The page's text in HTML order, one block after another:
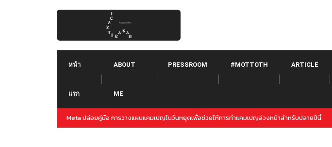
หน้า
แรก
ABOUT
ME
PRESSROOM #MOTTOTH ARTICLE
ให้การทำแคมเปญล่วงหน้าสำหรับปลายปีนี้Threads คืออะไร ใช้ยังไง :: Threads คู่แข่งใหม่ของ Twitter จาก META เปิดตัวภา
Instagram